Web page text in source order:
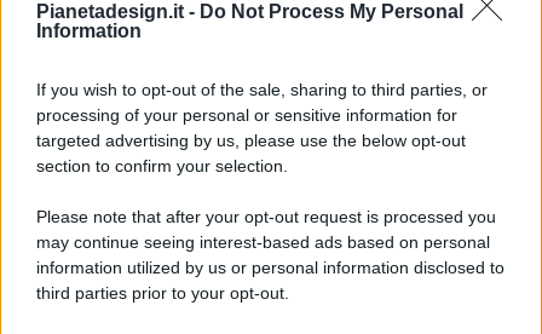
Pianetadesign.it - Do Not Process My Personal
Information
If you wish to opt-out of the sale, sharing to third parties, or
processing of your personal or sensitive information for
targeted advertising by us, please use the below opt-out
section to confirm your selection.
Please note that after your opt-out request is processed you
may continue seeing interest-based ads based on personal
information utilized by us or personal information disclosed to
third parties prior to your opt-out.
© 2026 - Pianeta Design - P.IVA 04827280654 - Testata
Registrata Al Tribunale Di Nocera Inferiore N. 8/2020 - RG N.
ISCRIZIONE AL ROC N. 35792 – ISCRITTA ALL’ANSO
(ASSOCIAZIONE NAZIONALE STAMPA ONLINE)